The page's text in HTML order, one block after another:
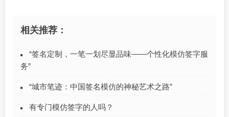
相关推荐：
“签名定制，一笔一划尽显品味——个性化模仿签字服
务”
“城市笔迹：中国签名模仿的神秘艺术之路”
有专门模仿签字的人吗？